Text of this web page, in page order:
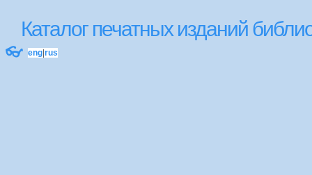
Каталог печатных изданий
👓 eng rus